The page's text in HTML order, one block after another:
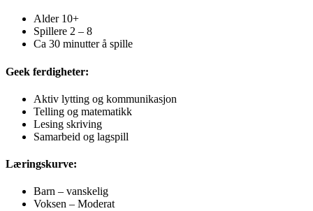
Alder 10+
Spillere 2 – 8
Ca 30 minutter å spille
Geek ferdigheter:
Aktiv lytting og kommunikasjon
Telling og matematikk
Lesing skriving
Samarbeid og lagspill
Læringskurve:
Barn – vanskelig
Voksen – Moderat